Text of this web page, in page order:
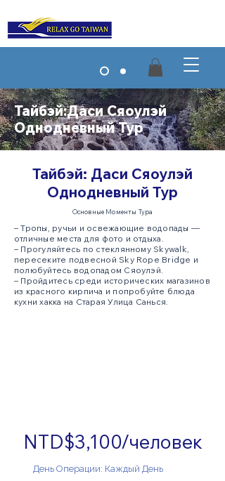
Тайбэй:Даси Сяоулэй
Однодневный Тур
Тайбэй: Даси Сяоулэй
Однодневный Тур
Основные Моменты Тура
– Тропы, ручьи и освежающие водопады —
отличные места для фото и отдыха.
– Прогуляйтесь по стеклянному Skywalk,
пересеките подвесной Sky Rope Bridge и
полюбуйтесь водопадом Сяоулэй.
– Пройдитесь среди исторических магазинов
из красного кирпича и попробуйте блюда
кухни хакка на Старая Улица Санься.
NTD$3,100/человек
День Операции: Каждый День